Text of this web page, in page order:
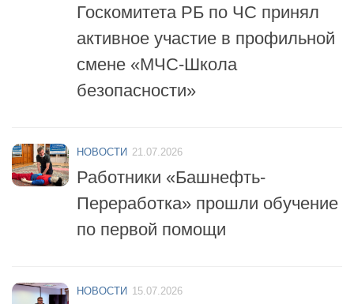
Госкомитета РБ по ЧС принял
активное участие в профильной
смене «МЧС-Школа
безопасности»
НОВОСТИ 21.07.2026
Работники «Башнефть-
Переработка» прошли обучение
по первой помощи
НОВОСТИ 15.07.2026